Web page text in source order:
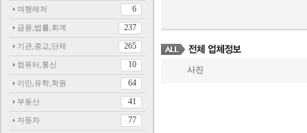
여행레저 6
금융,법률,회계 237
기관,종교,단체 265
컴퓨터,통신 10
이민,유학,학원 64
부동산 41
자동차 77
사진